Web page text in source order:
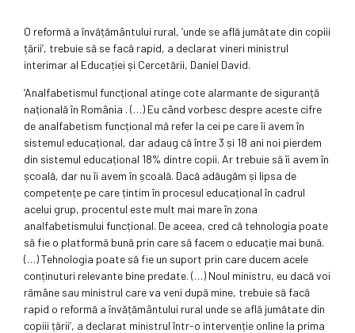
O reformă a învățământului rural, ‘unde se află jumătate din copiii
țării’, trebuie să se facă rapid, a declarat vineri ministrul
interimar al Educației și Cercetării, Daniel David.
‘Analfabetismul funcțional atinge cote alarmante de siguranță
națională în România . (…) Eu când vorbesc despre aceste cifre
de analfabetism funcțional mă refer la cei pe care îi avem în
sistemul educațional, dar adaug că între 3 și 18 ani noi pierdem
din sistemul educațional 18% dintre copii. Ar trebuie să îi avem în
școală, dar nu îi avem în școală. Dacă adăugăm și lipsa de
competențe pe care țintim în procesul educațional în cadrul
acelui grup, procentul este mult mai mare în zona
analfabetismului funcțional. De aceea, cred că tehnologia poate
să fie o platformă bună prin care să facem o educație mai bună.
(…) Tehnologia poate să fie un suport prin care ducem acele
conținuturi relevante bine predate. (…) Noul ministru, eu dacă voi
rămâne sau ministrul care va veni după mine, trebuie să facă
rapid o reformă a învățământului rural unde se află jumătate din
copiii țării’, a declarat ministrul într-o intervenție online la prima